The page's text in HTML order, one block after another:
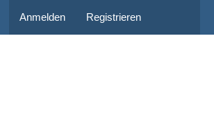
Anmelden Registrieren